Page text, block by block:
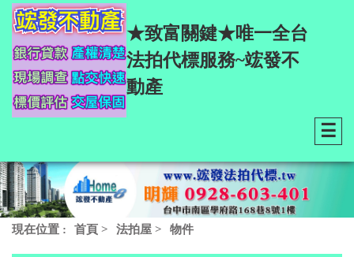
★致富關鍵★唯一全台
法拍代標服務~竤發不
動產
☰
現在位置 : 首頁 > 法拍屋 > 物件